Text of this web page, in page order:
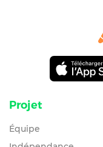
Projet
Équipe